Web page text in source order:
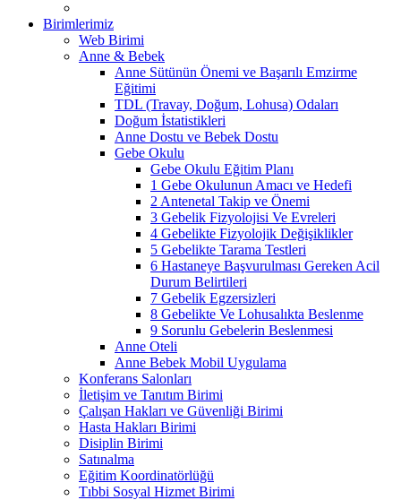
Birimlerimiz
Web Birimi
Anne & Bebek
Anne Sütünün Önemi ve Başarılı Emzirme
Eğitimi
TDL (Travay, Doğum, Lohusa) Odaları
Doğum İstatistikleri
Anne Dostu ve Bebek Dostu
Gebe Okulu
Gebe Okulu Eğitim Planı
1 Gebe Okulunun Amacı ve Hedefi
2 Antenetal Takip ve Önemi
3 Gebelik Fizyolojisi Ve Evreleri
4 Gebelikte Fizyolojik Değişiklikler
5 Gebelikte Tarama Testleri
6 Hastaneye Başvurulması Gereken Acil
Durum Belirtileri
7 Gebelik Egzersizleri
8 Gebelikte Ve Lohusalıkta Beslenme
9 Sorunlu Gebelerin Beslenmesi
Anne Oteli
Anne Bebek Mobil Uygulama
Konferans Salonları
İletişim ve Tanıtım Birimi
Çalışan Hakları ve Güvenliği Birimi
Hasta Hakları Birimi
Disiplin Birimi
Satınalma
Eğitim Koordinatörlüğü
Tıbbi Sosyal Hizmet Birimi